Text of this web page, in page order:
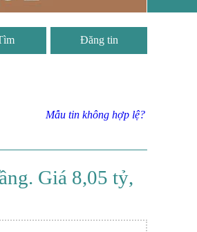
Đăng tin
Mẫu tin không hợp lệ?
Giá 8,05 tỷ,